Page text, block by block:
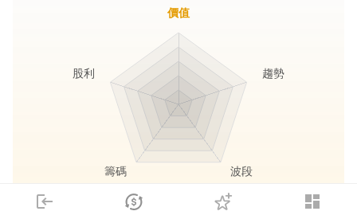
login dashboard
市場 登入
趨勢動能 波段訊號
價值
趨勢
波段
籌碼
股利